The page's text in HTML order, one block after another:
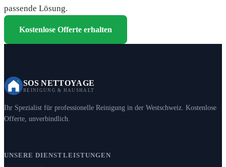
passende Lösung.
Kostenlose Offerte erhalten
SOS NETTOYAGE
REINIGUNG & HAUSHALT
Ihr Spezialist für professionelle Reinigung in der Westschweiz. Kostenlose
Offerte, unverbindlich.
UNSERE DIENSTLEISTUNGEN